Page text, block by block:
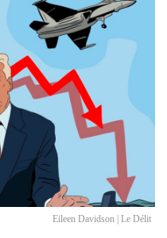
Eileen Davidson | Le Délit